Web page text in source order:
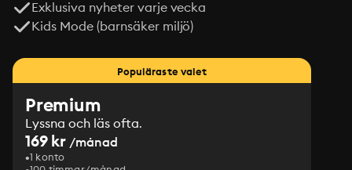
Exklusiva nyheter varje vecka
Kids Mode (barnsäker miljö)
Populäraste valet
Premium
Lyssna och läs ofta.
169 kr /månad
1 konto